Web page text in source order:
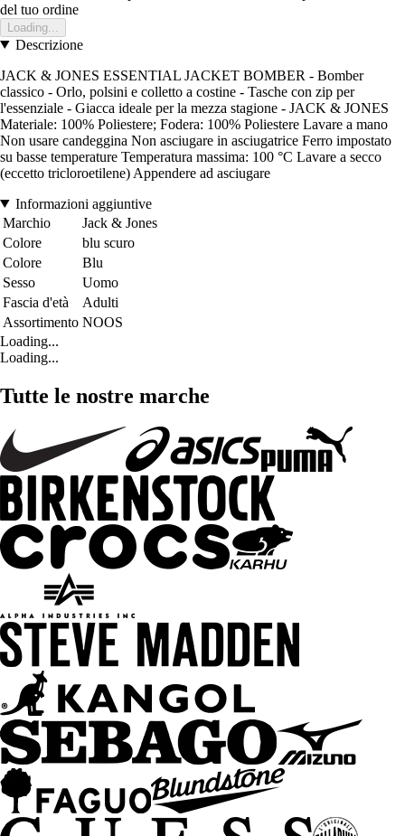
del tuo ordine
Loading...
Descrizione
JACK & JONES ESSENTIAL JACKET BOMBER - Bomber
classico - Orlo, polsini e colletto a costine - Tasche con zip per
l'essenziale - Giacca ideale per la mezza stagione - JACK & JONES
Materiale: 100% Poliestere; Fodera: 100% Poliestere Lavare a mano
Non usare candeggina Non asciugare in asciugatrice Ferro impostato
su basse temperature Temperatura massima: 100 °C Lavare a secco
(eccetto tricloroetilene) Appendere ad asciugare
Informazioni aggiuntive
Marchio
Jack & Jones
Colore
blu scuro
Colore
Blu
Sesso
Uomo
Fascia d'età
Adulti
Assortimento NOOS
Loading...
Loading...
Tutte le nostre marche